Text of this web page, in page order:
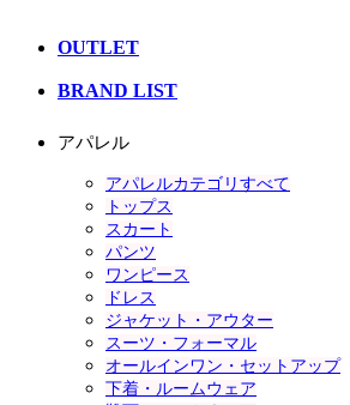
OUTLET
BRAND LIST
アパレル
アパレルカテゴリすべて
トップス
スカート
パンツ
ワンピース
ドレス
ジャケット・アウター
スーツ・フォーマル
オールインワン・セットアップ
下着・ルームウェア